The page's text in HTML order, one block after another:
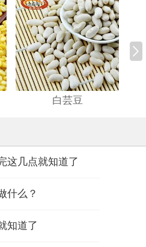
白芸豆
这几点就知道了
什么？
知道了